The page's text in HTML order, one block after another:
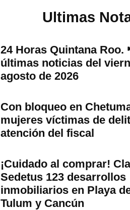
Ultimas
24 Horas Quintana Roo.
últimas noticias del
agosto de 2026
Con bloqueo en
mujeres víctimas de
atención del fiscal
¡Cuidado al comprar!
Sedetus 123 desarrollos
inmobiliarios en Playa
Tulum y Cancún